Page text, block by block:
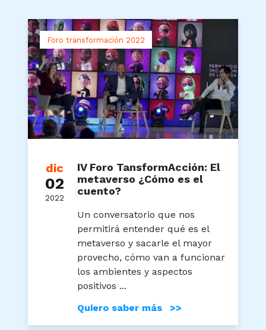
dic
02
2022
Foro transformación 2022
IV Foro TansformAcción: El
metaverso ¿Cómo es el
cuento?
Un conversatorio que nos
permitirá entender qué es el
metaverso y sacarle el mayor
provecho, cómo van a funcionar
los ambientes y aspectos
positivos ...
Quiero saber más >>